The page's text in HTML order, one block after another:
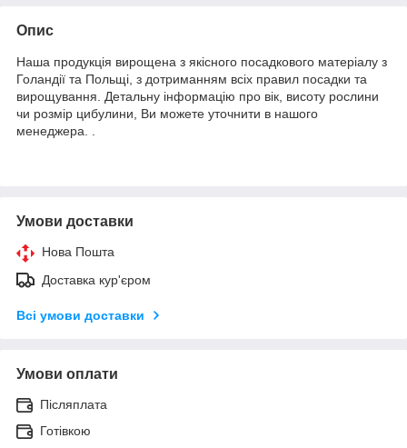
Опис
Наша продукція вирощена з якісного посадкового матеріалу з
Голандії та Польщі, з дотриманням всіх правил посадки та
вирощування. Детальну інформацію про вік, висоту рослини
чи розмір цибулини, Ви можете уточнити в нашого
менеджера. .
Умови доставки
Нова Пошта
Доставка кур'єром
Всі умови доставки
Умови оплати
Післяплата
Готівкою